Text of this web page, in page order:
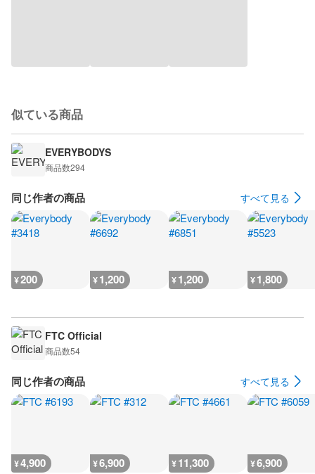
似ている商品
EVERYBODYS
商品数294
同じ作者の商品 すべて見る
¥200 ¥1,200 ¥1,200 ¥1,800
FTC Official
商品数54
同じ作者の商品 すべて見る
¥4,900 ¥6,900 ¥11,300 ¥6,900